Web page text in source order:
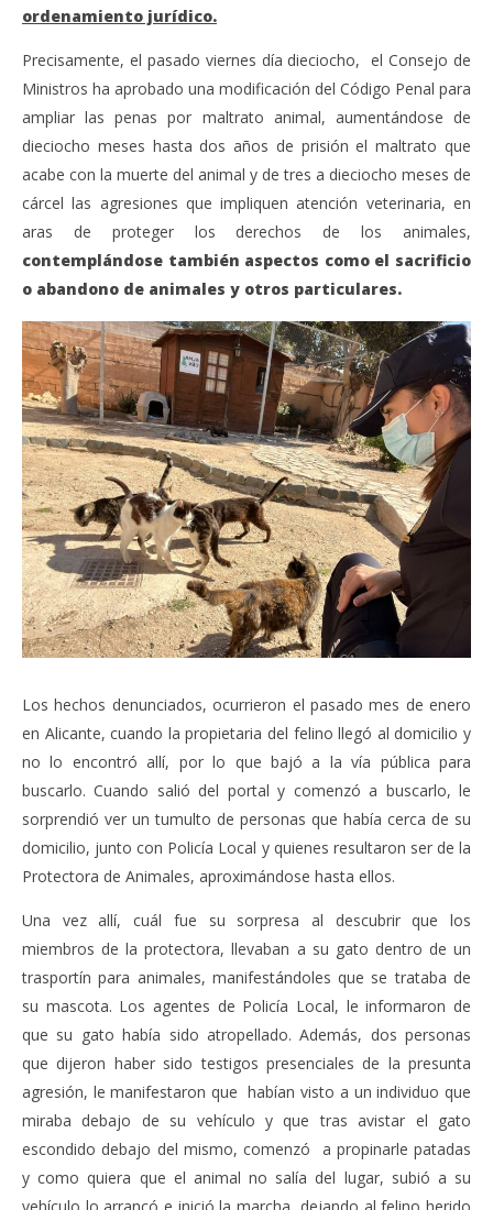
VIENDO AHORA
Detienen a un hombre acusado de agredir a un gato
doméstico en la vía pública.
febrero
25,
2022
Admin
ordenamiento jurídico.
Precisamente, el pasado viernes día dieciocho, el Consejo de
Ministros ha aprobado una modificación del Código Penal para
ampliar las penas por maltrato animal, aumentándose de
dieciocho meses hasta dos años de prisión el maltrato que
acabe con la muerte del animal y de tres a dieciocho meses de
cárcel las agresiones que impliquen atención veterinaria, en
aras de proteger los derechos de los animales,
contemplándose también aspectos como el sacrificio
o abandono de animales y otros particulares.
Los hechos denunciados, ocurrieron el pasado mes de enero
en Alicante, cuando la propietaria del felino llegó al domicilio y
no lo encontró allí, por lo que bajó a la vía pública para
buscarlo. Cuando salió del portal y comenzó a buscarlo, le
sorprendió ver un tumulto de personas que había cerca de su
domicilio, junto con Policía Local y quienes resultaron ser de la
Protectora de Animales, aproximándose hasta ellos.
Una vez allí, cuál fue su sorpresa al descubrir que los
miembros de la protectora, llevaban a su gato dentro de un
trasportín para animales, manifestándoles que se trataba de
su mascota. Los agentes de Policía Local, le informaron de
que su gato había sido atropellado. Además, dos personas
que dijeron haber sido testigos presenciales de la presunta
agresión, le manifestaron que habían visto a un individuo que
miraba debajo de su vehículo y que tras avistar el gato
escondido debajo del mismo, comenzó a propinarle patadas
y como quiera que el animal no salía del lugar, subió a su